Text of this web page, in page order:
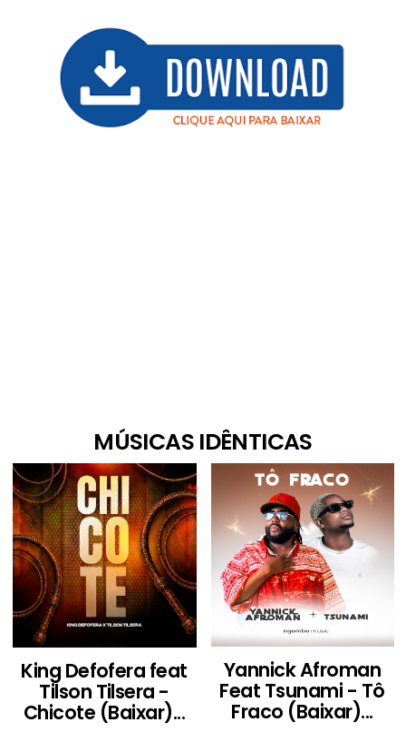
MÚSICAS IDÊNTICAS
King Defofera feat
Tilson Tilsera -
Chicote (Baixar)...
Yannick Afroman
Feat Tsunami - Tô
Fraco (Baixar)...